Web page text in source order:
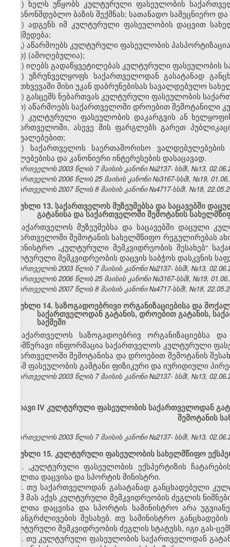
ა) ხელს უწყობს კულტურული ფასეულობის
საკანონმდებლო ბაზის შექმნას; სათანადო სამეცნიერო
ბ) ადგენს იმ კულტურული ფასეულობის დაცვით
მოქმედება;
გ) აწარმოებს კულტურული ფასეულობის
დ) (ამოღებულია);
ე) იღებს გადაწყვეტილებას კულტურული ფასეულობის
ვ) უზრუნველყოფს საქართველოდან გასატანად
შემთხვევაში მისი უკან დაბრუნებისას სავალდებულო
ზ) გასცემს ნებართვას კულტურული ფასეულობის
თ) აწარმოებს საქართველოში დროებით შემოტანილი
ი) კულტურული ფასეულობის დაკარგვის ან
საქართველოში, ასევე მის ფარგლებს გარეთ
საშუალებებით;
კ) საქართველოს საერთაშორისო
უფლებებისა და კანონიერი ინტერესების დასაცავად.
საქართველოს 2003 წლის 7 მაისის კანონი №2137- სსმI, №13,
საქართველოს 2006 წლის 25 მაისის კანონი №3167-სსმI, №19,
საქართველოს 2007 წლის 8 მაისის კანონი №4717-სსმI, №18,
მუხლი 13. საქართველოს მუზეუმებსა და საცავებში
გატანისა და საქართველოში შემოტანის
საქართველოს მუზეუმებსა და საცავებში დაცული
საქართველოში შემოტანის სახელმწიფო რეგულირებას
სამინისტრო „კულტურული მემკვიდრეობის შესახებ“
კულტურული მემკვიდრეობის დაცვის საბჭოს დასკვნის
საქართველოს 2003 წლის 7 მაისის კანონი №2137- სსმI, №13,
საქართველოს 2006 წლის 25 მაისის კანონი №3167-სსმI, №19,
საქართველოს 2007 წლის 8 მაისის კანონი №4717-სსმI, №18,
მუხლი 14. საზოგადოებრივი ორგანიზაციებისა და
საქართველოდან გატანის, დროებით გატანის,
საქმეში
საქართველოს საზოგადოებრივ
ამომწურავი ინფორმაცია საქართველოს კულტურული
საქართველოში შემოტანისა და დროებით შემოტანის
ან ამ ფასეულობის გამტანი ფიზიკური და იურიდიული
საქართველოს 2003 წლის 7 მაისის კანონი №2137- სსმI, №13,
თავი IV კულტურული ფასეულობის საქართველოდან
შემოტანის
საქართველოს 2003 წლის 7 მაისის კანონი №2137- სსმI, №13,
მუხლი 15. კულტურული ფასეულობის სახელმწიფო
1. „კულტურული ფასეულობის ექსპერტიზის
ძეგლთა დაცვისა და სპორტის მინისტრი.
2. თუ საქართველოდან გასატანად განცხადებული
რომ მას აქვს კულტურული მემკვიდრეობის ძეგლის
ძეგლთა დაცვისა და სპორტის სამინისტრო არა
გახანგრძლივების შესახებ. თუ სამინისტრო
კულტურული მემკვიდრეობის ძეგლის სტატუსს, იგი გას-
3. თუ კულტურული ფასეულობის საქართველოდან